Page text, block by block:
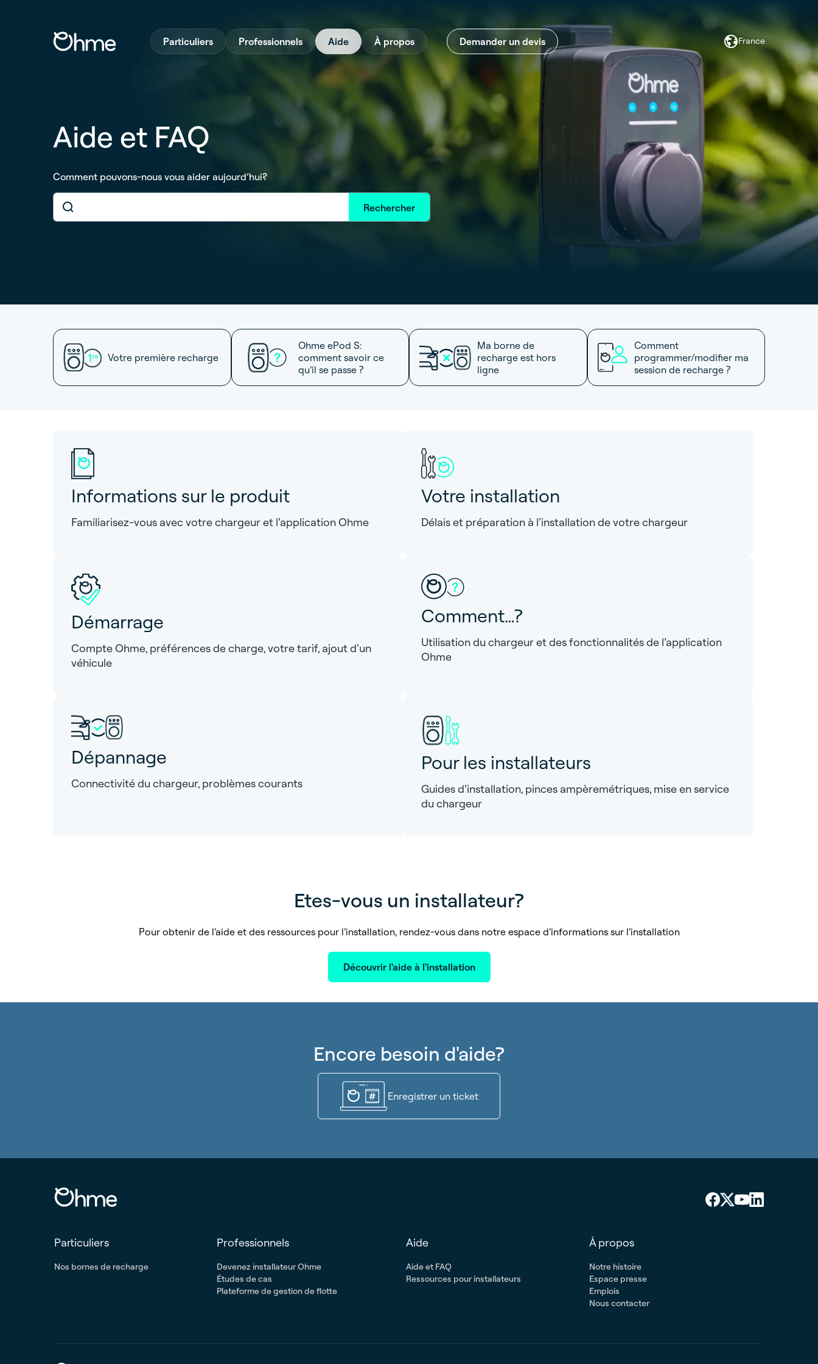
Particuliers Professionnels Aide À propos Demander un devis France
Aide et FAQ
Comment pouvons-nous vous aider aujourd’hui?
Search
Votre première recharge
Ohme ePod S:
comment savoir ce
qu’il se passe ?
Ma borne de
recharge est hors
ligne
Comment
programmer/modifier ma
session de recharge ?
Informations sur le produit
Familiarisez-vous avec votre chargeur et l’application Ohme
Votre installation
Délais et préparation à l’installation de votre chargeur
Démarrage
Compte Ohme, préférences de charge, votre tarif, ajout d’un
véhicule
Comment…?
Utilisation du chargeur et des fonctionnalités de l’application
Ohme
Dépannage
Connectivité du chargeur, problèmes courants
Pour les installateurs
Guides d’installation, pinces ampèremétriques, mise en service
du chargeur
Etes-vous un installateur?
Pour obtenir de l’aide et des ressources pour l’installation, rendez-vous dans notre espace d’informations sur l’installation
Découvrir l'aide à l'installation
Encore besoin d'aide?
Enregistrer un ticket
Particuliers
Nos bornes de recharge
Professionnels
Devenez installateur Ohme
Études de cas
Plateforme de gestion de flotte
Aide
Aide et FAQ
Ressources pour installateurs
À propos
Notre histoire
Espace presse
Emplois
Nous contacter